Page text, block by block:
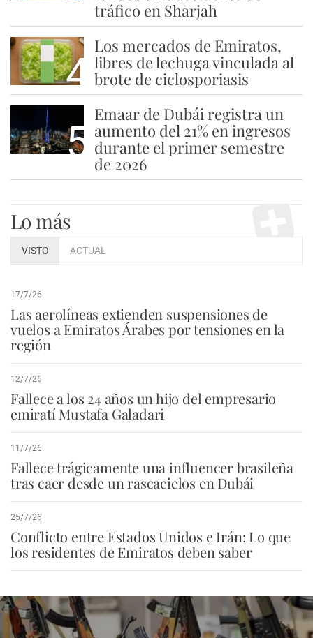
tráfico en Sharjah
4
Los mercados de Emiratos,
libres de lechuga vinculada al
brote de ciclosporiasis
5
Emaar de Dubái registra un
aumento del 21% en ingresos
durante el primer semestre
de 2026
Lo más
VISTO ACTUAL
17/7/26
Las aerolíneas extienden suspensiones de
vuelos a Emiratos Árabes por tensiones en la
región
12/7/26
Fallece a los 24 años un hijo del empresario
emiratí Mustafa Galadari
11/7/26
Fallece trágicamente una influencer brasileña
tras caer desde un rascacielos en Dubái
25/7/26
Conflicto entre Estados Unidos e Irán: Lo que
los residentes de Emiratos deben saber